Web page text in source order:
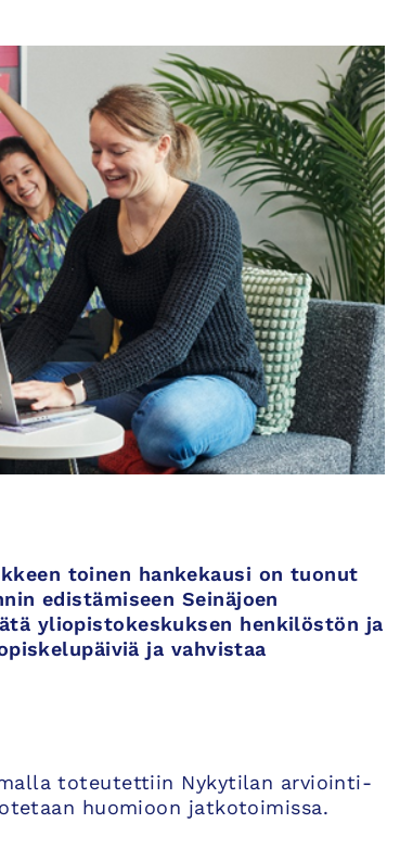
toinen hankekausi on tuonut
edistämiseen Seinäjoen
yliopistokeskuksen henkilöstön ja
ja vahvistaa
toteutettiin Nykytilan arviointi-
huomioon jatkotoimissa.